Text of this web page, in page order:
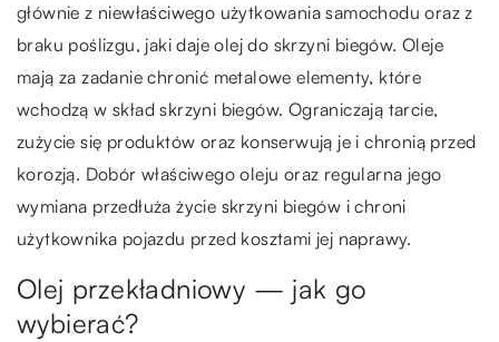
głównie z niewłaściwego użytkowania samochodu oraz z
braku poślizgu, jaki daje olej do skrzyni biegów. Oleje
mają za zadanie chronić metalowe elementy, które
wchodzą w skład skrzyni biegów. Ograniczają tarcie,
zużycie się produktów oraz konserwują je i chronią przed
korozją. Dobór właściwego oleju oraz regularna jego
wymiana przedłuża życie skrzyni biegów i chroni
użytkownika pojazdu przed kosztami jej naprawy.
Olej przekładniowy — jak go
wybierać?